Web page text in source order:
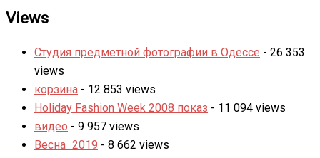
Views
Студия предметной фотографии в Одессе - 26 353
views
корзина - 12 853 views
Holiday Fashion Week 2008 показ - 11 094 views
видео - 9 957 views
Весна_2019 - 8 662 views